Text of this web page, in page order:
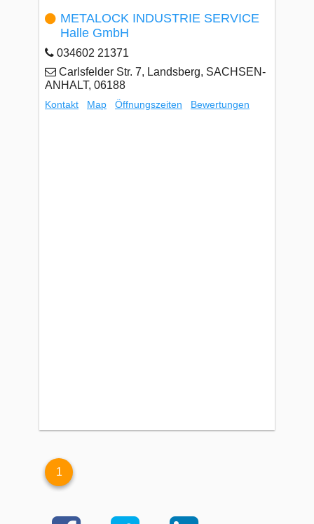
METALOCK INDUSTRIE SERVICE
Halle GmbH
034602 21371
Carlsfelder Str. 7, Landsberg, SACHSEN-
ANHALT, 06188
Kontakt Map Öffnungszeiten Bewertungen
1